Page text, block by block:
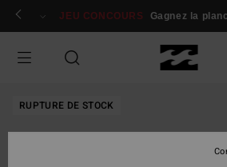
Passer
Se connecter / s'inscrire
JEU CONCOURS Gagnez la
RUPTURE DE STOCK